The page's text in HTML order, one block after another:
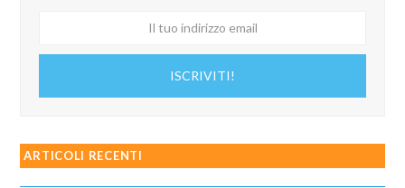
ISCRIVITI!
ARTICOLI RECENTI